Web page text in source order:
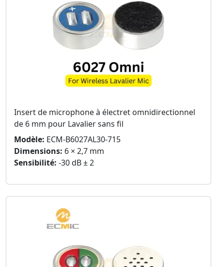
Insert de microphone à électret omnidirectionnel
de 6 mm pour Lavalier sans fil
Modèle: ECM-B6027AL30-715
Dimensions: 6 × 2,7 mm
Sensibilité: -30 dB ± 2